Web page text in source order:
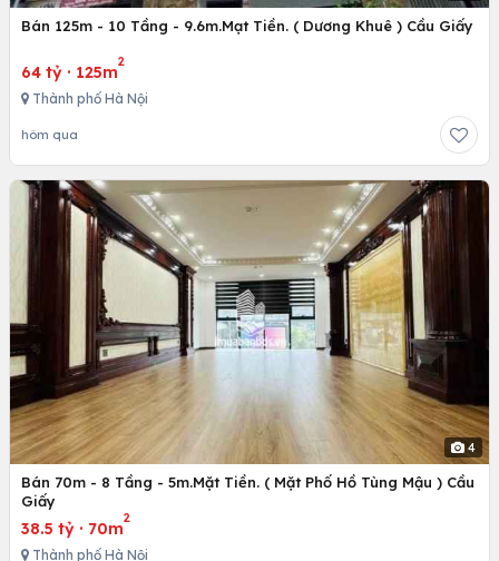
Bán 125m - 10 Tầng - 9.6m.Mạt Tiền. ( Dương Khuê ) Cầu Giấy
64 tỷ · 125m
2
Thành phố Hà Nội
hôm qua
4
Bán 70m - 8 Tầng - 5m.Mặt Tiền. ( Mặt Phố Hồ Tùng Mậu ) Cầu
Giấy
38.5 tỷ · 70m
2
Thành phố Hà Nội